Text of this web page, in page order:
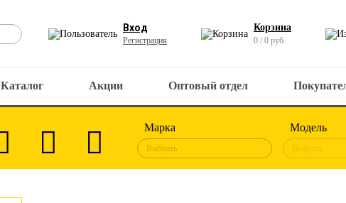
Вход
Регистрация
Корзина
0 / 0 руб.
Каталог Акции Оптовый отдел
Марка
Выбрать
Модель
Выбрать